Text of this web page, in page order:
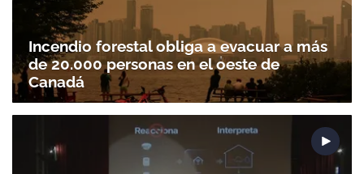
Incendio forestal obliga a evacuar a más
de 20.000 personas en el oeste de
Canadá